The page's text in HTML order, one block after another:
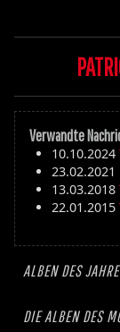
ALBEN DES
DIE ALBEN DES
Verwandte
10.10.2024
23.02.2021
13.03.2018
22.01.2015